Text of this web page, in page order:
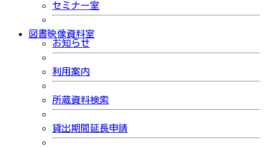
セミナー室
図書映像資料室
お知らせ
利用案内
所蔵資料検索
貸出期間延長申請